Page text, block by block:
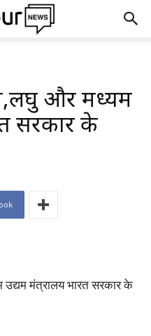
और मध्यम
सरकार के
मंत्रालय भारत सरकार के